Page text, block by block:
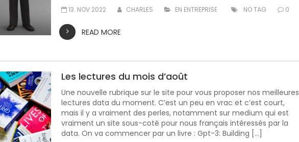
13. NOV 2022 CHARLES EN ENTREPRISE NO TAG 0
READ MORE
Les lectures du mois d’août
Une nouvelle rubrique sur le site pour vous proposer nos meilleures
lectures data du moment. C’est un peu en vrac et c’est court,
mais il y a vraiment des perles, notamment sur medium qui est
vraiment un site sous-coté pour nous français intéressés par la
data. On va commencer par un livre : Gpt-3: Building […]